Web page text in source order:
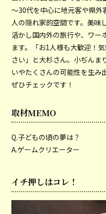
～30代を中心に地元客や県外
人の隠れ家的空間です。美味
活かし国内外の旅行や、ワー
ます。「お1人様も大歓迎！
さい」と大杉さん。小ぢんま
いやたくさんの可能性を生み
ぜひチェックです！
取材MEMO
Q.子どもの頃の夢は？
A.ゲームクリエーター
イチ押しはコレ！